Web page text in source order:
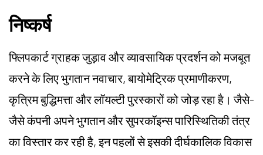
निष्कर्ष
फ्लिपकार्ट ग्राहक जुड़ाव और व्यावसायिक प्रदर्शन को मजबूत
करने के लिए भुगतान नवाचार, बायोमेट्रिक प्रमाणीकरण,
कृत्रिम बुद्धिमत्ता और लॉयल्टी पुरस्कारों को जोड़ रहा है। जैसे-
जैसे कंपनी अपने भुगतान और सुपरकॉइन्स पारिस्थितिकी तंत्र
का विस्तार कर रही है, इन पहलों से इसकी दीर्घकालिक विकास